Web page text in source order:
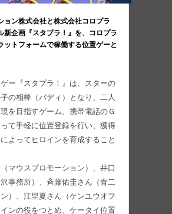
ョン株式会社と株式会社コロプラ
新企画『スタプラ！』を、コロプラ
ットフォームで稼働する位置ゲーと
ー『スタプラ！』は、スターの
の相棒（バディ）となり、二人
を目指すゲーム。携帯電話のＧ
て手軽に位置登録を行い、獲得
よってヒロインを育成すること
マウスプロモーション）、井口
事務所）、斉藤佑圭さん（青二
）、江里夏さん（ケンユウオフ
ンの役をつとめ、ケータイ位置